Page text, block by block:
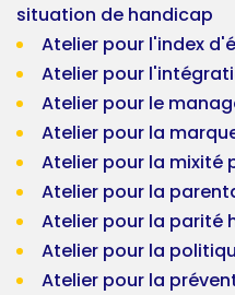
situation de handicap
Atelier pour l'index
Atelier pour
Atelier pour le
Atelier pour la
Atelier pour la mixité
Atelier pour la
Atelier pour la parité
Atelier pour la
Atelier pour la